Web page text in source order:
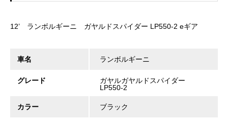
12’ ランボルギーニ ガヤルドスパイダー LP550-2 eギア
車名 ランボルギーニ
グレード
ガヤルガヤルドスパイダー
LP550-2
カラー ブラック